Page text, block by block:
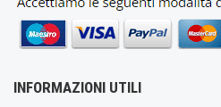
INFORMAZIONI UTILI